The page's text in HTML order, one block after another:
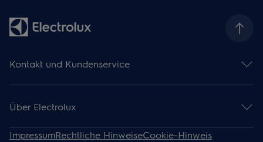
Kontakt und Kundenservice
Bedienungsanleitung finden
Support-Artikel
Über Electrolux
Über Electrolux
ImpressumRechtliche HinweiseCookie-Hinweis